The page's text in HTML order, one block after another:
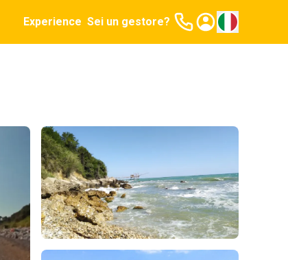
Experience Sei un gestore?